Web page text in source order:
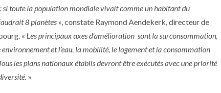
si toute la population mondiale vivait comme un habitant du
8 planètes », constate Raymond Aendekerk, directeur de
« Les principaux axes d’amélioration sont la surconsommation,
environnement et l’eau, la mobilité, le logement et la consommation
les plans nationaux établis devront être exécutés avec une priorité
»